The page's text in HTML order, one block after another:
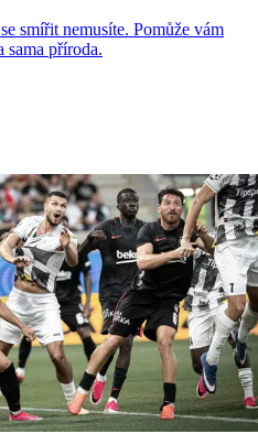
smířit nemusíte. Pomůže vám
sama příroda.